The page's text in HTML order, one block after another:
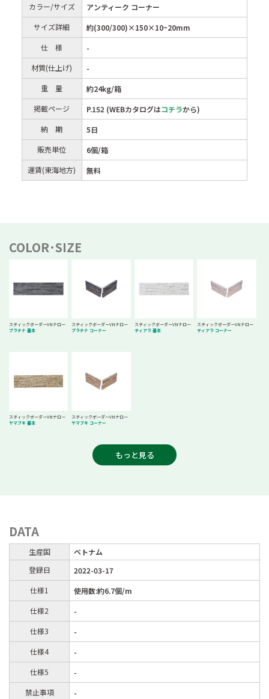
カラー/サイズ
アンティーク コーナー
サイズ詳細
約(300/300)×150×10~20mm
仕 様
-
材質(仕上げ)
-
重 量
約24kg/箱
掲載ページ
P.152 (WEBカタログはコチラから)
納 期
5日
販売単位
6個/箱
運賃(東海地方)
無料
COLOR･SIZE
スティックボーダーVNナロー
プラチナ 基本
スティックボーダーVNナロー
プラチナ コーナー
スティックボーダーVNナロー
ティアラ 基本
スティックボーダーVNナロー
ティアラ コーナー
スティックボーダーVNナロー
ヤマブキ 基本
スティックボーダーVNナロー
ヤマブキ コーナー
もっと見る
DATA
生産国
ベトナム
登録日
2022-03-17
仕様1
使用数:約6.7個/m
仕様2
-
仕様3
-
仕様4
-
仕様5
-
禁止事項
-